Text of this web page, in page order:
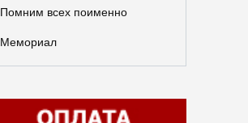
Помним всех поименно
Мемориал